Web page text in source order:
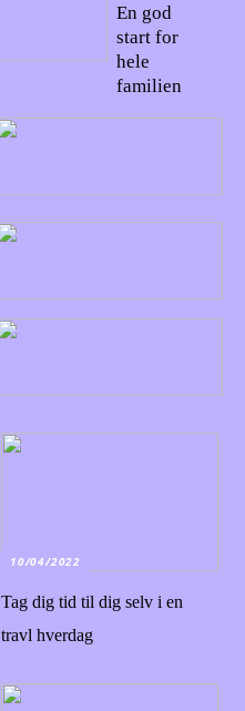
En god
start for
hele
familien
10/04/2022
Tag dig tid til dig selv i en
travl hverdag